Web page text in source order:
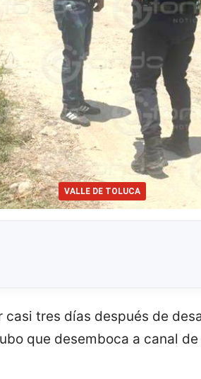
VALLE DE TOLUCA
tres días después de
que desemboca a canal